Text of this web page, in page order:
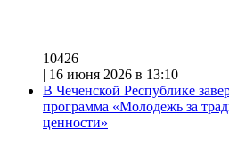
10426
| 16 июня 2026 в 13:10
В Чеченской Республике
программа «Молодежь за
ценности»